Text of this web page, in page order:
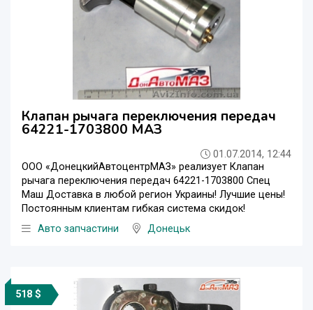
Клапан рычага переключения передач
64221-1703800 МАЗ
01.07.2014, 12:44
ООО «ДонецкийАвтоцентрМАЗ» реализует Клапан
рычага переключения передач 64221-1703800 Спец
Маш Доставка в любой регион Украины! Лучшие цены!
Постоянным клиентам гибкая система скидок!
Авто запчастини
Донецьк
518 $